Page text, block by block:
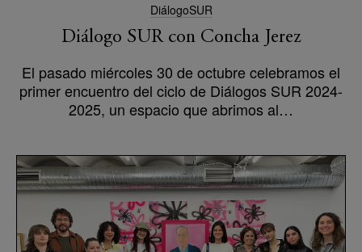
DiálogoSUR
Diálogo SUR con Concha Jerez
El pasado miércoles 30 de octubre celebramos el
primer encuentro del ciclo de Diálogos SUR 2024-
2025, un espacio que abrimos al…